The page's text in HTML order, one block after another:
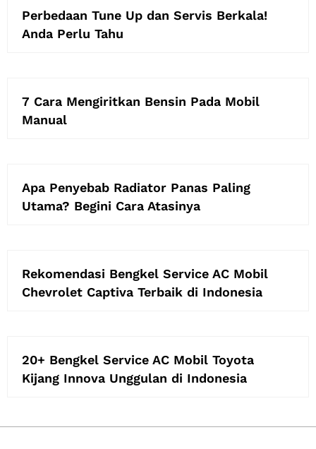
Perbedaan Tune Up dan Servis Berkala!
Anda Perlu Tahu
7 Cara Mengiritkan Bensin Pada Mobil
Manual
Apa Penyebab Radiator Panas Paling
Utama? Begini Cara Atasinya
Rekomendasi Bengkel Service AC Mobil
Chevrolet Captiva Terbaik di Indonesia
20+ Bengkel Service AC Mobil Toyota
Kijang Innova Unggulan di Indonesia